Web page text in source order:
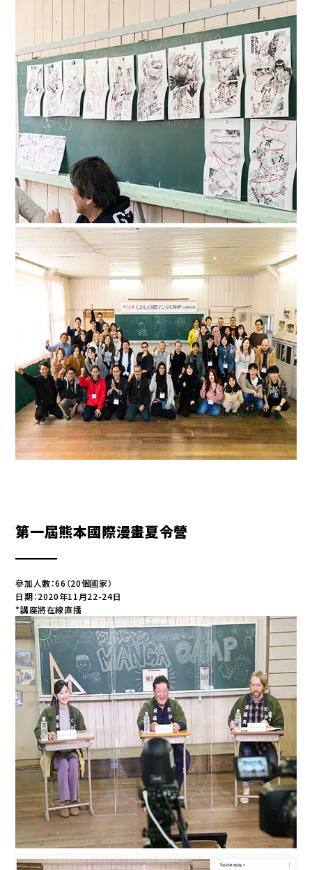
第一屆熊本國際漫畫夏令營
參加人數：66（20個國家）
日期：2020年11月22-24日
*講座將在線直播